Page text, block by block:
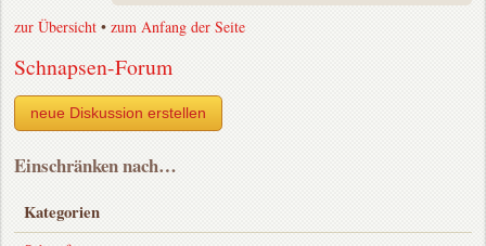
zur Übersicht •zum Anfang der Seite
Schnapsen-Forum
neue Diskussion erstellen
Einschränken nach…
Kategorien